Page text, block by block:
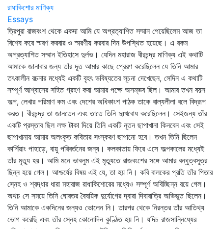
রাধাকিশোর মাণিক্য
Essays
ত্রিপুরা রাজবংশ থেকে একদা আমি যে অপ্রত্যাশিত সম্মান পেয়েছিলেম আজ তা
বিশেষ করে স্মরণ করবার ও স্মরণীয় করবার দিন উপস্থিত হয়েছে। এ রকম
অপ্রত্যাশিত সম্মান ইতিহাসে দুর্লভ। যেদিন মহারাজ বীরচন্দ্র মাণিক্য এই কথাটি
আমাকে জানাবার জন্য তাঁর দূত আমার কাছে প্রেরণ করেছিলেন যে তিনি আমার
তৎকালীন রচনার মধ্যেই একটি বৃহৎ ভবিষ্যতের সূচনা দেখেছেন, সেদিন এ কথাটি
সম্পূর্ণ আশ্বাসের সহিত গ্রহণ করা আমার পক্ষে অসম্ভব ছিল। আমার তখন বয়স
অল্প, লেখার পরিমাণ কম এবং দেশের অধিকাংশ পাঠক তাকে বাল্যলীলা বলে বিদ্রূপ
করত। বীরচন্দ্র তা জানতেন এবং তাতে তিনি দুঃখবোধ করেছিলেন। সেইজন্য তাঁর
একটি প্রস্তাব ছিল লক্ষ টাকা দিয়ে তিনি একটি নূতন ছাপাখানা কিনবেন এবং সেই
ছাপাখানায় আমার অলংকৃত কবিতার সংস্করণ ছাপানো হবে। তখন তিনি ছিলেন
কার্শিয়াং পাহাড়ে, বায়ু পরিবর্তনের জন্য। কলকাতায় ফিরে এসে অল্পকালের মধ্যেই
তাঁর মৃত্যু হয়। আমি মনে ভাবলুম এই মৃত্যুতে রাজবংশের সঙ্গে আমার বন্ধুত্বসূত্র
ছিন্ন হয়ে গেল। আশ্চর্যের বিষয় এই যে, তা হয় নি। কবি বালকের প্রতি তাঁর পিতার
স্নেহ ও শ্রদ্ধার ধারা মহারাজ রাধাকিশোরের মধ্যেও সম্পূর্ণ অবিচ্ছিন্ন রয়ে গেল।
অথচ সে সময়ে তিনি ঘোরতর বৈষয়িক দুর্যোগের দ্বারা দিবারাত্রি অভিভূত ছিলেন।
তিনি আমাকে একদিনের জন্যও ভোলেন নি। তারপর থেকে নিরন্তর তাঁর আতিথ্য
ভোগ করেছি এবং তাঁর স্নেহ কোনোদিন কুণ্ঠিত হয় নি। যদিচ রাজসান্নিধ্যের